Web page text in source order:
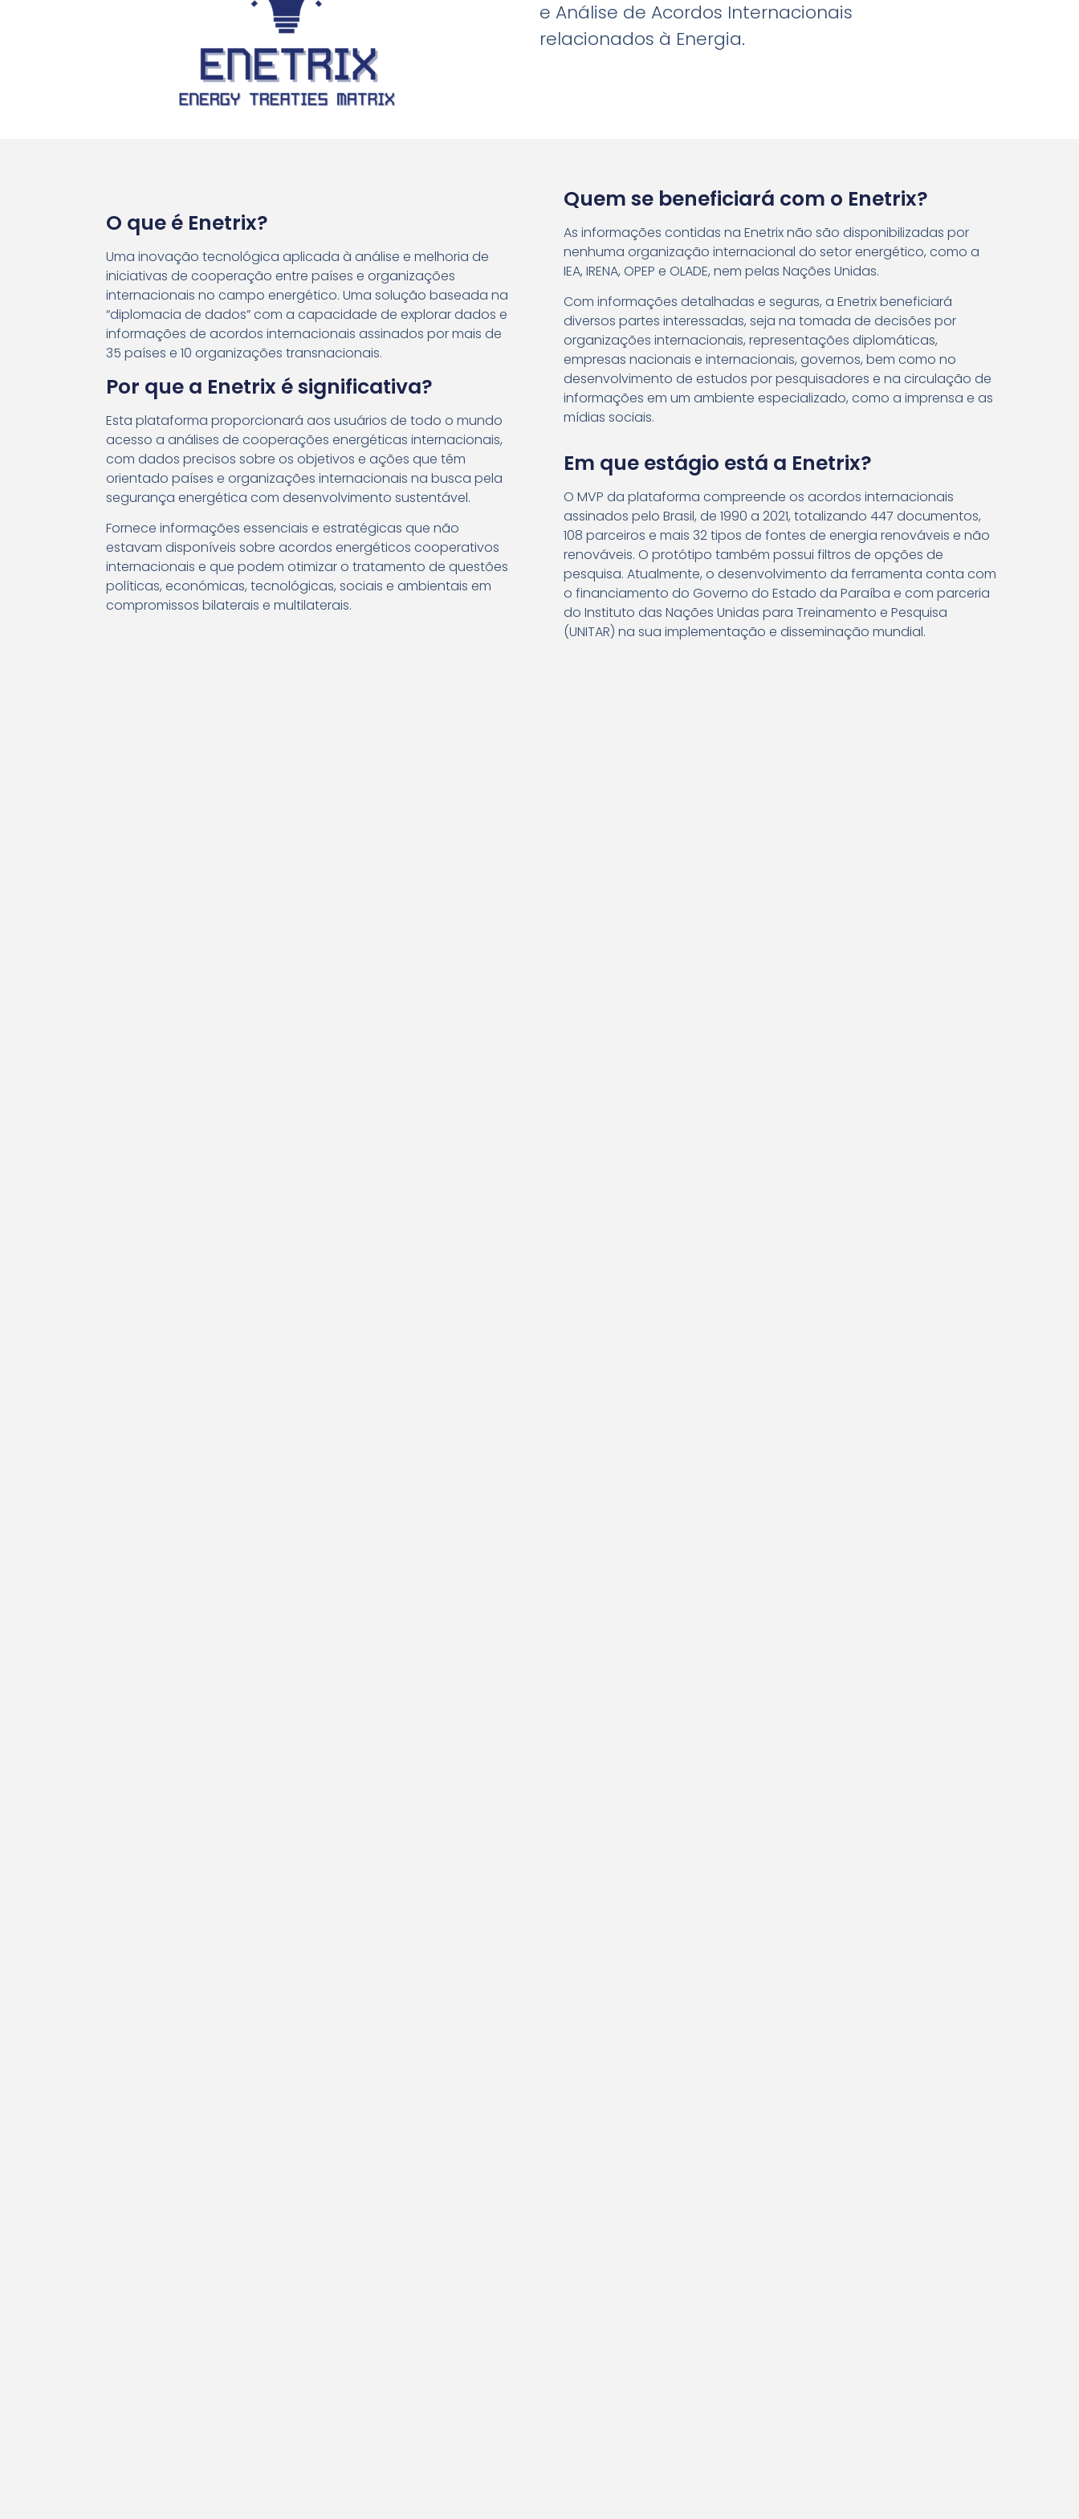
e Análise de Acordos Internacionais
relacionados à Energia.
O que é Enetrix?
Uma inovação tecnológica aplicada à análise e melhoria de
iniciativas de cooperação entre países e organizações
internacionais no campo energético. Uma solução baseada na
“diplomacia de dados” com a capacidade de explorar dados e
informações de acordos internacionais assinados por mais de
35 países e 10 organizações transnacionais.
Por que a Enetrix é significativa?
Esta plataforma proporcionará aos usuários de todo o mundo
acesso a análises de cooperações energéticas internacionais,
com dados precisos sobre os objetivos e ações que têm
orientado países e organizações internacionais na busca pela
segurança energética com desenvolvimento sustentável.
Fornece informações essenciais e estratégicas que não
estavam disponíveis sobre acordos energéticos cooperativos
internacionais e que podem otimizar o tratamento de questões
políticas, económicas, tecnológicas, sociais e ambientais em
compromissos bilaterais e multilaterais.
Quem se beneficiará com o Enetrix?
As informações contidas na Enetrix não são disponibilizadas por
nenhuma organização internacional do setor energético, como a
IEA, IRENA, OPEP e OLADE, nem pelas Nações Unidas.
Com informações detalhadas e seguras, a Enetrix beneficiará
diversos partes interessadas, seja na tomada de decisões por
organizações internacionais, representações diplomáticas,
empresas nacionais e internacionais, governos, bem como no
desenvolvimento de estudos por pesquisadores e na circulação de
informações em um ambiente especializado, como a imprensa e as
mídias sociais.
Em que estágio está a Enetrix?
O MVP da plataforma compreende os acordos internacionais
assinados pelo Brasil, de 1990 a 2021, totalizando 447 documentos,
108 parceiros e mais 32 tipos de fontes de energia renováveis ​​e não
renováveis. O protótipo também possui filtros de opções de
pesquisa. Atualmente, o desenvolvimento da ferramenta conta com
o financiamento do Governo do Estado da Paraíba e com parceria
do Instituto das Nações Unidas para Treinamento e Pesquisa
(UNITAR) na sua implementação e disseminação mundial.